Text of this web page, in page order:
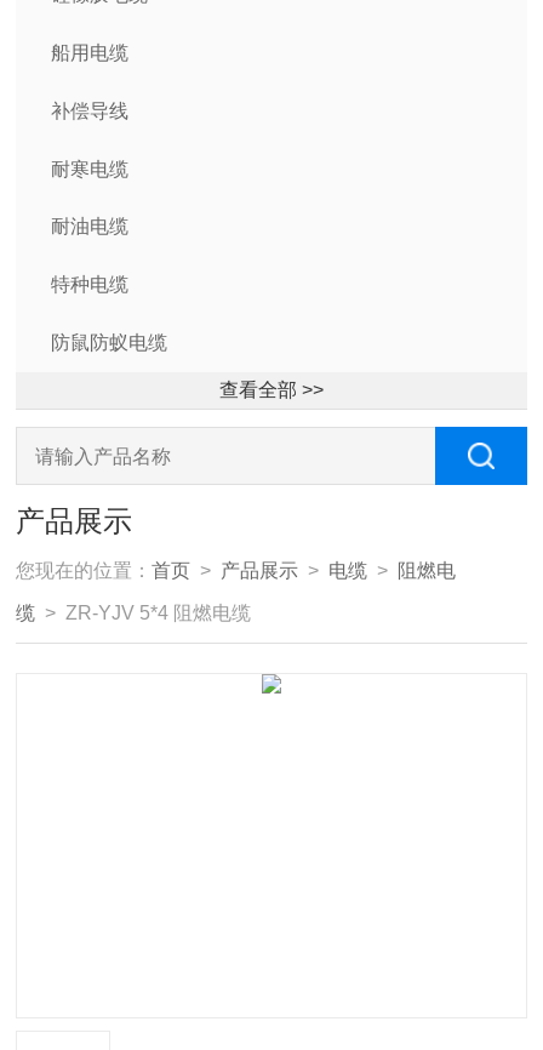
船用电缆
补偿导线
耐寒电缆
耐油电缆
特种电缆
防鼠防蚁电缆
查看全部 >>
产品展示
您现在的位置：首页 > 产品展示 > 电缆 > 阻燃电
缆 > ZR-YJV 5*4 阻燃电缆